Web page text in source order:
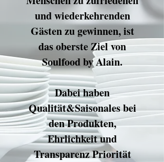
und wiederkehrenden
Gästen zu gewinnen, ist
das oberste Ziel von
Soulfood by Alain.
Dabei haben
Qualität&Saisonales bei
den Produkten,
Ehrlichkeit und
Transparenz Priorität